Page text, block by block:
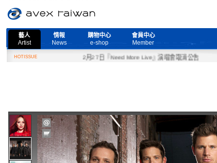
藝人
Artist
情報
News
購物中心
e-shop
會員中心
Member
HOTISSUE 2月27日『Need More Live』演唱會取消公告